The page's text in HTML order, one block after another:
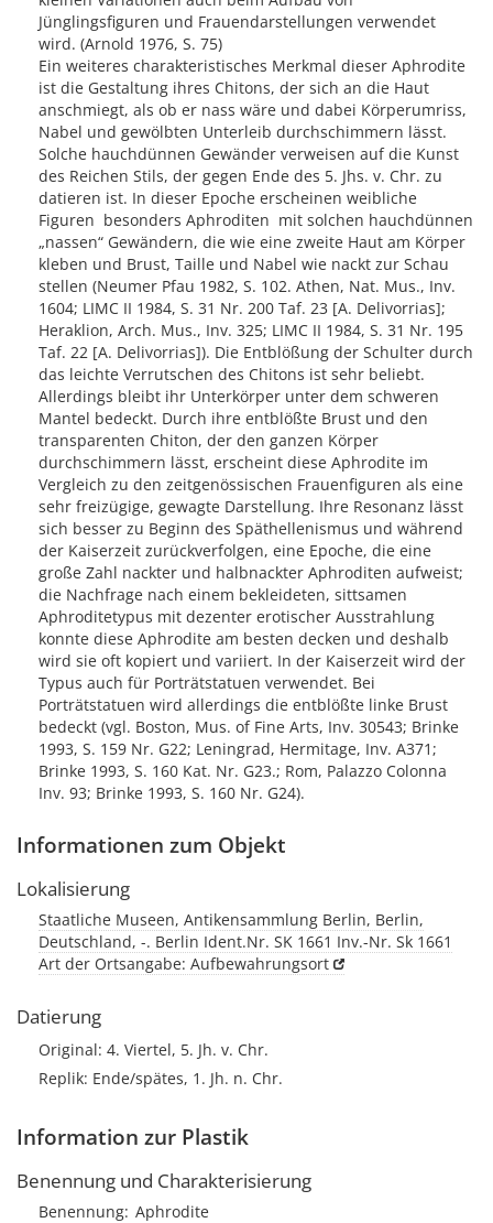
Jünglingsfiguren und Frauendarstellungen verwendet
wird. (Arnold 1976, S. 75)
Ein weiteres charakteristisches Merkmal dieser Aphrodite
ist die Gestaltung ihres Chitons, der sich an die Haut
anschmiegt, als ob er nass wäre und dabei Körperumriss,
Nabel und gewölbten Unterleib durchschimmern lässt.
Solche hauchdünnen Gewänder verweisen auf die Kunst
des Reichen Stils, der gegen Ende des 5. Jhs. v. Chr. zu
datieren ist. In dieser Epoche erscheinen weibliche
Figuren ­ besonders Aphroditen ­ mit solchen hauchdünnen
„nassen“ Gewändern, die wie eine zweite Haut am Körper
kleben und Brust, Taille und Nabel wie nackt zur Schau
stellen (Neumer Pfau 1982, S. 102. Athen, Nat. Mus., Inv.
1604; LIMC II 1984, S. 31 Nr. 200 Taf. 23 [A. Delivorrias];
Heraklion, Arch. Mus., Inv. 325; LIMC II 1984, S. 31 Nr. 195
Taf. 22 [A. Delivorrias]). Die Entblößung der Schulter durch
das leichte Verrutschen des Chitons ist sehr beliebt.
Allerdings bleibt ihr Unterkörper unter dem schweren
Mantel bedeckt. Durch ihre entblößte Brust und den
transparenten Chiton, der den ganzen Körper
durchschimmern lässt, erscheint diese Aphrodite im
Vergleich zu den zeitgenössischen Frauenfiguren als eine
sehr freizügige, gewagte Darstellung. Ihre Resonanz lässt
sich besser zu Beginn des Späthellenismus und während
der Kaiserzeit zurückverfolgen, eine Epoche, die eine
große Zahl nackter und halbnackter Aphroditen aufweist;
die Nachfrage nach einem bekleideten, sittsamen
Aphroditetypus mit dezenter erotischer Ausstrahlung
konnte diese Aphrodite am besten decken und deshalb
wird sie oft kopiert und variiert. In der Kaiserzeit wird der
Typus auch für Porträtstatuen verwendet. Bei
Porträtstatuen wird allerdings die entblößte linke Brust
bedeckt (vgl. Boston, Mus. of Fine Arts, Inv. 30543; Brinke
1993, S. 159 Nr. G22; Leningrad, Hermitage, Inv. A371;
Brinke 1993, S. 160 Kat. Nr. G23.; Rom, Palazzo Colonna
Inv. 93; Brinke 1993, S. 160 Nr. G24).
Informationen zum Objekt
Lokalisierung
Staatliche Museen, Antikensammlung Berlin, Berlin,
Deutschland, -. Berlin Ident.Nr. SK 1661 Inv.-Nr. Sk 1661
Art der Ortsangabe: Aufbewahrungsort
Datierung
Original: 4. Viertel, 5. Jh. v. Chr.
Replik: Ende/spätes, 1. Jh. n. Chr.
Information zur Plastik
Benennung und Charakterisierung
Benennung Aphrodite